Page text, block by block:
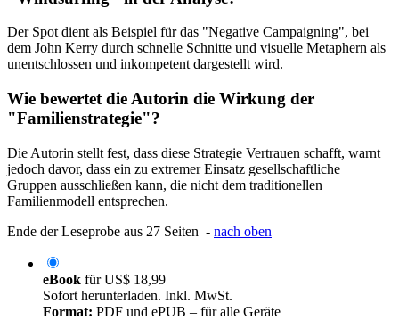
Der Spot dient als Beispiel für das "Negative Campaigning", bei
dem John Kerry durch schnelle Schnitte und visuelle Metaphern als
unentschlossen und inkompetent dargestellt wird.
Wie bewertet die Autorin die Wirkung der
"Familienstrategie"?
Die Autorin stellt fest, dass diese Strategie Vertrauen schafft, warnt
jedoch davor, dass ein zu extremer Einsatz gesellschaftliche
Gruppen ausschließen kann, die nicht dem traditionellen
Familienmodell entsprechen.
Ende der Leseprobe aus 27 Seiten - nach oben
eBook fürUS$ 18,99
Sofort herunterladen. Inkl. MwSt.
Format: PDF und ePUB – für alle Geräte